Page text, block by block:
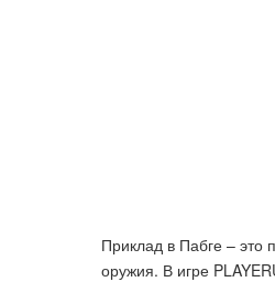
Приклад в Пабге – это
оружия. В игре